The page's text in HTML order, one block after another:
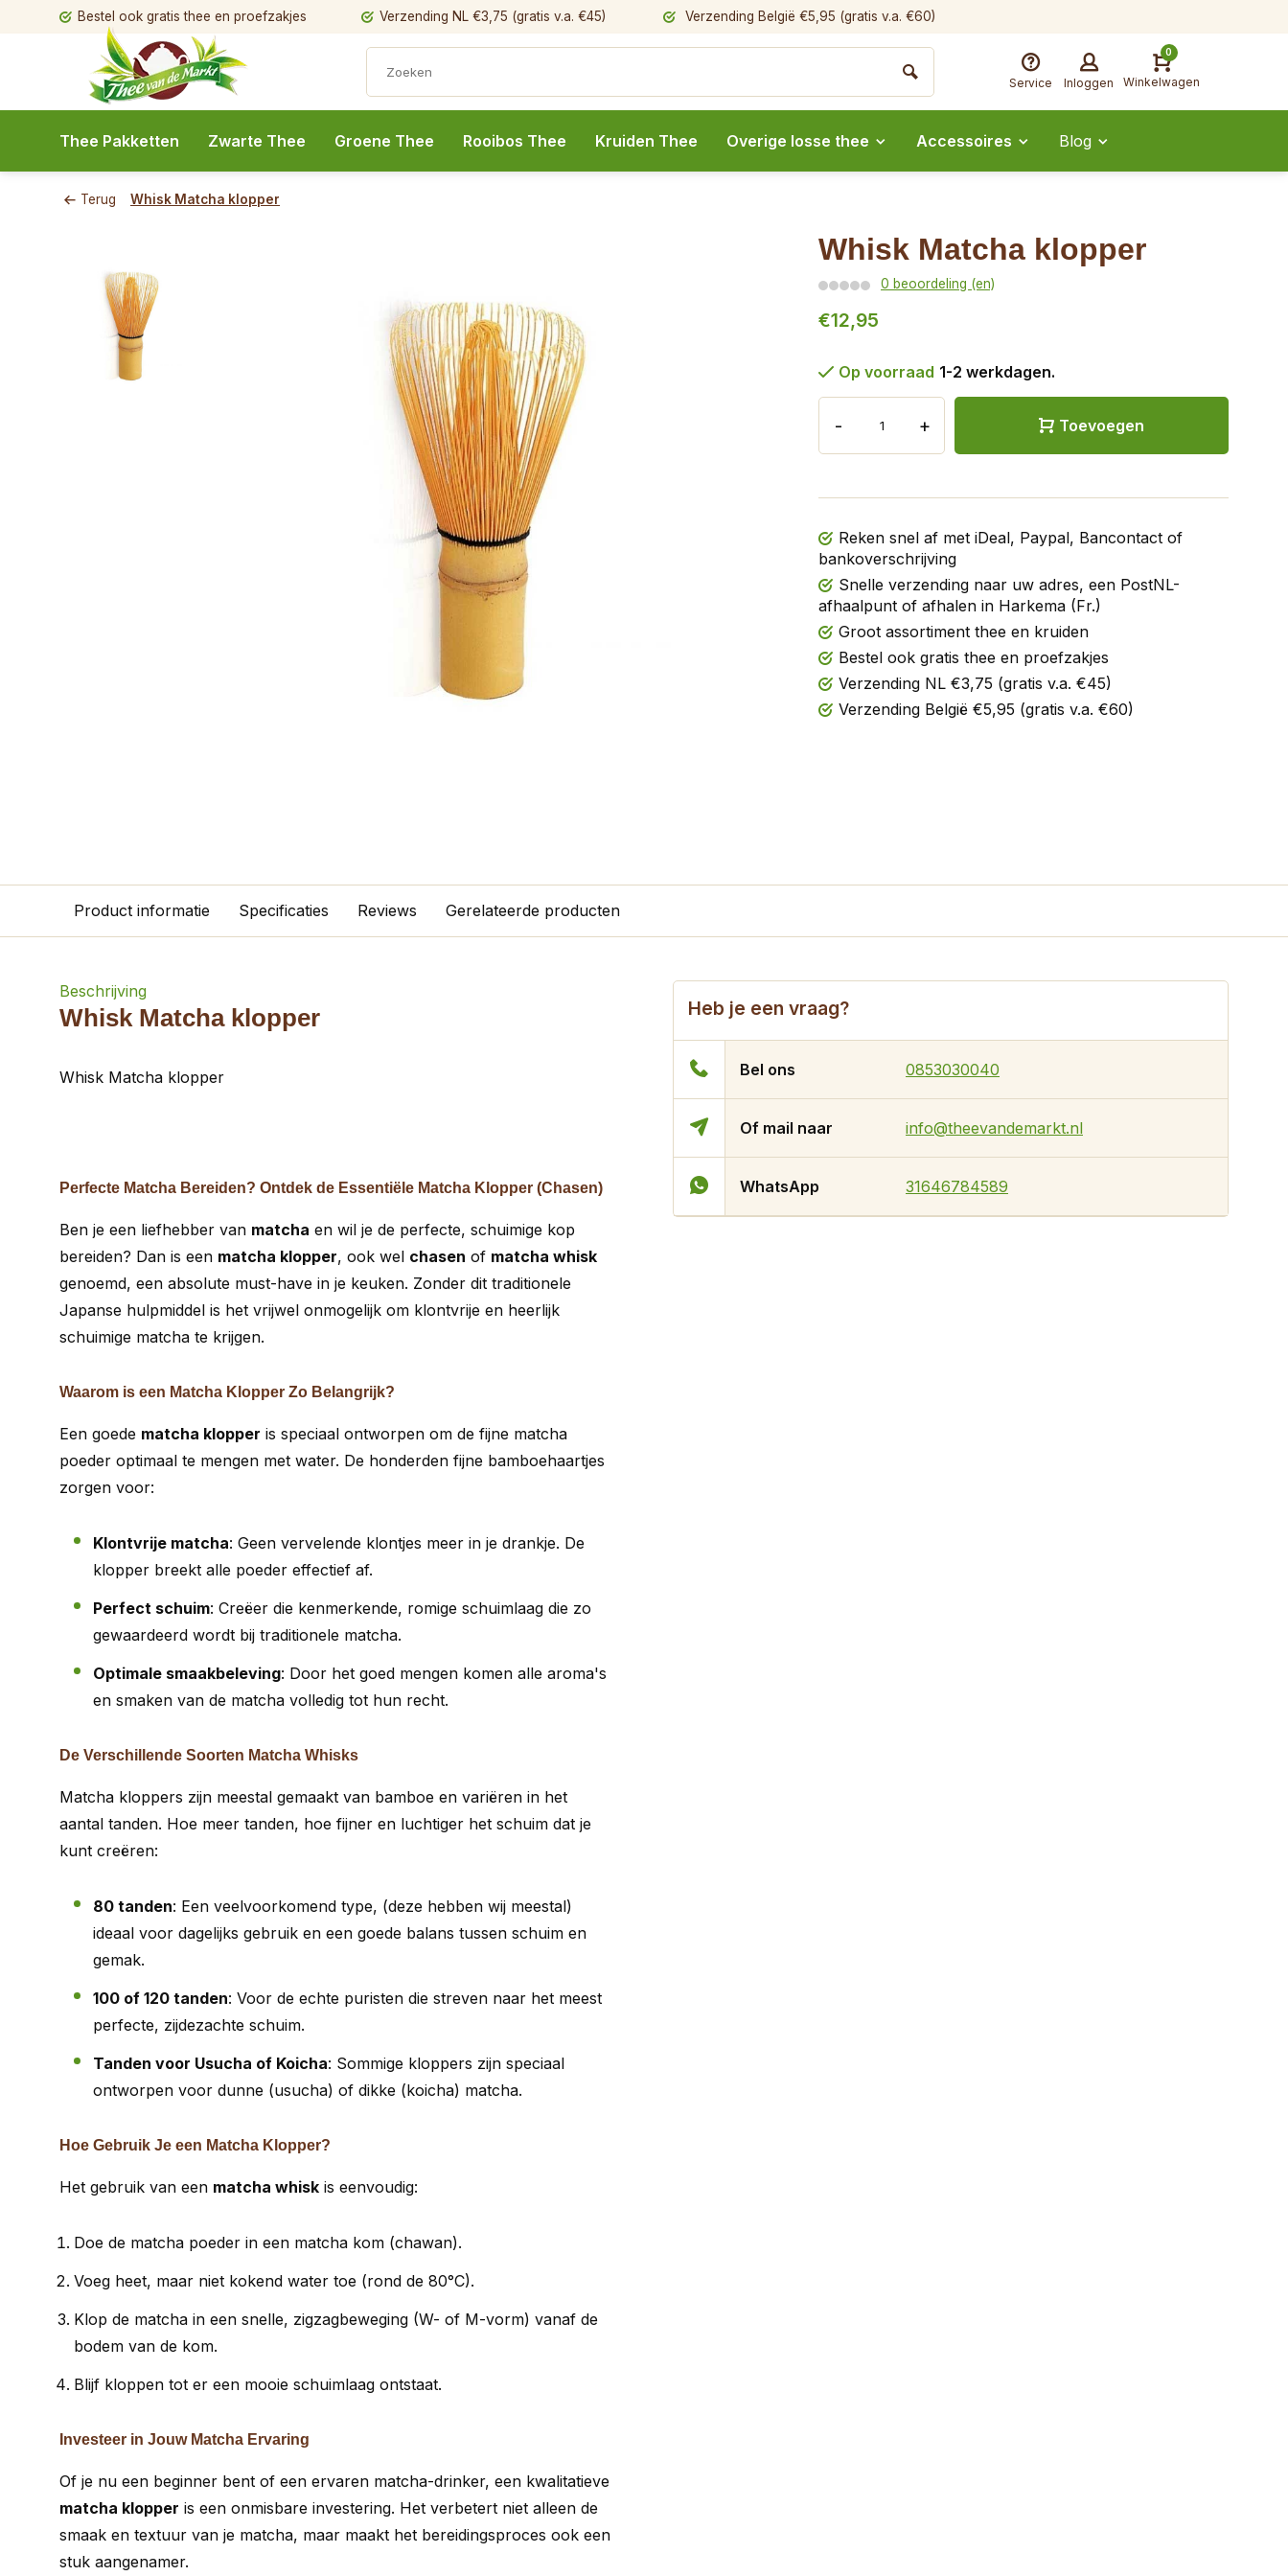
Bestel ook gratis thee en proefzakjes Verzending NL €3,75 (gratis v.a. €45) Verzending België €5,95 (gratis v.a. €60)
Service Inloggen
0
Winkelwagen
Thee Pakketten Zwarte Thee Groene Thee Rooibos Thee Kruiden Thee Overige losse thee Accessoires Blog
Terug Whisk Matcha klopper
Whisk Matcha klopper
0 beoordeling (en)
€12,95
Op voorraad 1-2 werkdagen.
- + Toevoegen
Reken snel af met iDeal, Paypal, Bancontact of
bankoverschrijving
Snelle verzending naar uw adres, een PostNL-
afhaalpunt of afhalen in Harkema (Fr.)
Groot assortiment thee en kruiden
Bestel ook gratis thee en proefzakjes
Verzending NL €3,75 (gratis v.a. €45)
Verzending België €5,95 (gratis v.a. €60)
Product informatie Specificaties Reviews Gerelateerde producten
Beschrijving
Whisk Matcha klopper
Whisk Matcha klopper
Perfecte Matcha Bereiden? Ontdek de Essentiële Matcha Klopper (Chasen)
Ben je een liefhebber van matcha en wil je de perfecte, schuimige kop
bereiden? Dan is een matcha klopper, ook wel chasen of matcha whisk
genoemd, een absolute must-have in je keuken. Zonder dit traditionele
Japanse hulpmiddel is het vrijwel onmogelijk om klontvrije en heerlijk
schuimige matcha te krijgen.
Waarom is een Matcha Klopper Zo Belangrijk?
Een goede matcha klopper is speciaal ontworpen om de fijne matcha
poeder optimaal te mengen met water. De honderden fijne bamboehaartjes
zorgen voor:
Klontvrije matcha: Geen vervelende klontjes meer in je drankje. De
klopper breekt alle poeder effectief af.
Perfect schuim: Creëer die kenmerkende, romige schuimlaag die zo
gewaardeerd wordt bij traditionele matcha.
Optimale smaakbeleving: Door het goed mengen komen alle aroma's
en smaken van de matcha volledig tot hun recht.
De Verschillende Soorten Matcha Whisks
Matcha kloppers zijn meestal gemaakt van bamboe en variëren in het
aantal tanden. Hoe meer tanden, hoe fijner en luchtiger het schuim dat je
kunt creëren:
80 tanden: Een veelvoorkomend type, (deze hebben wij meestal)
ideaal voor dagelijks gebruik en een goede balans tussen schuim en
gemak.
100 of 120 tanden: Voor de echte puristen die streven naar het meest
perfecte, zijdezachte schuim.
Tanden voor Usucha of Koicha: Sommige kloppers zijn speciaal
ontworpen voor dunne (usucha) of dikke (koicha) matcha.
Hoe Gebruik Je een Matcha Klopper?
Het gebruik van een matcha whisk is eenvoudig:
Doe de matcha poeder in een matcha kom (chawan).
Voeg heet, maar niet kokend water toe (rond de 80°C).
Klop de matcha in een snelle, zigzagbeweging (W- of M-vorm) vanaf de
bodem van de kom.
Blijf kloppen tot er een mooie schuimlaag ontstaat.
Investeer in Jouw Matcha Ervaring
Of je nu een beginner bent of een ervaren matcha-drinker, een kwalitatieve
matcha klopper is een onmisbare investering. Het verbetert niet alleen de
smaak en textuur van je matcha, maar maakt het bereidingsproces ook een
stuk aangenamer.
Heb je een vraag?
Bel ons 0853030040
Of mail naar info@theevandemarkt.nl
WhatsApp 31646784589